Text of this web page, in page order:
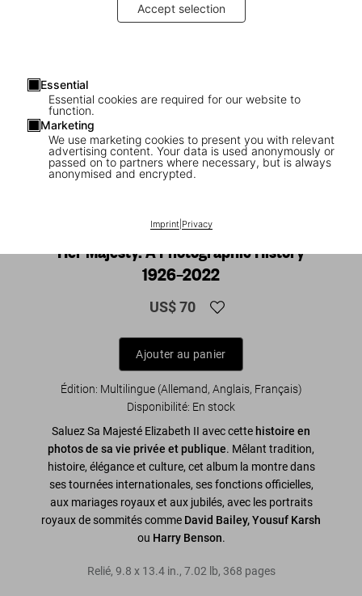
Accept selection
Essential
Essential cookies are required for our website to
function.
Marketing
We use marketing cookies to present you with relevant
advertising content. Your data is used anonymously or
passed on to partners where necessary, but is always
anonymised and encrypted.
Imprint| Privacy
16
XL
Her Majesty. A Photographic History
1926–2022
US$ 70
Ajouter au panier
Édition: Multilingue (Allemand, Anglais, Français)
Disponibilité: En stock
Saluez Sa Majesté Elizabeth II avec cette histoire en
photos de sa vie privée et publique. Mêlant tradition,
histoire, élégance et culture, cet album la montre dans
ses tournées internationales, ses fonctions officielles,
aux mariages royaux et aux jubilés, avec les portraits
royaux de sommités comme David Bailey, Yousuf Karsh
ou Harry Benson.
Relié, 9.8 x 13.4 in., 7.02 lb, 368 pages